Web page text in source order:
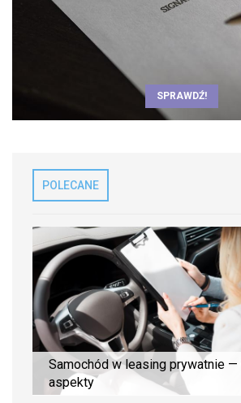
SPRAWDŹ!
POLECANE
Samochód w leasing prywatnie —
aspekty